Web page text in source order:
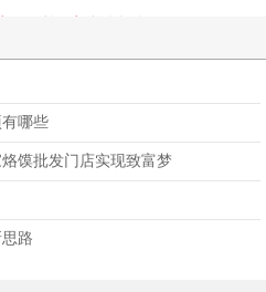
哪些
馍批发门店实现致富梦
路